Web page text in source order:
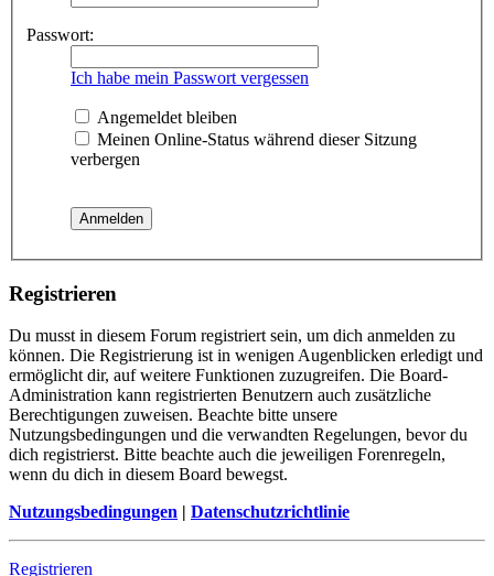
Passwort:
Ich habe mein Passwort vergessen
Angemeldet bleiben
Meinen Online-Status während dieser Sitzung
verbergen
Registrieren
Du musst in diesem Forum registriert sein, um dich anmelden zu
können. Die Registrierung ist in wenigen Augenblicken erledigt und
ermöglicht dir, auf weitere Funktionen zuzugreifen. Die Board-
Administration kann registrierten Benutzern auch zusätzliche
Berechtigungen zuweisen. Beachte bitte unsere
Nutzungsbedingungen und die verwandten Regelungen, bevor du
dich registrierst. Bitte beachte auch die jeweiligen Forenregeln,
wenn du dich in diesem Board bewegst.
Nutzungsbedingungen | Datenschutzrichtlinie
Registrieren